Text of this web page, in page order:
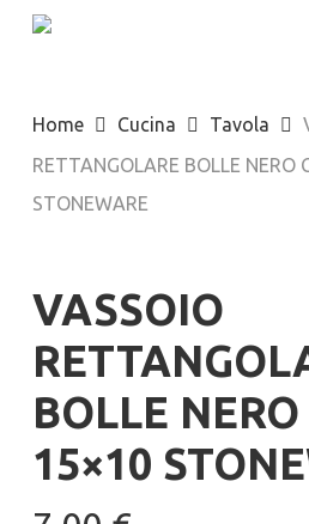
Skip
content
Home Cucina Tavola
RETTANGOLARE BOLLE NERO
STONEWARE
VASSOIO
BOLLE NERO
15×10